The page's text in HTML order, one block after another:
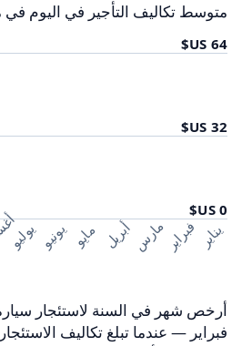
متوسط تكاليف التأجير في اليوم
يناير فبرايرمارس أبريل مايو يونيو يوليو
أرخص شهر في السنة لاستئجار